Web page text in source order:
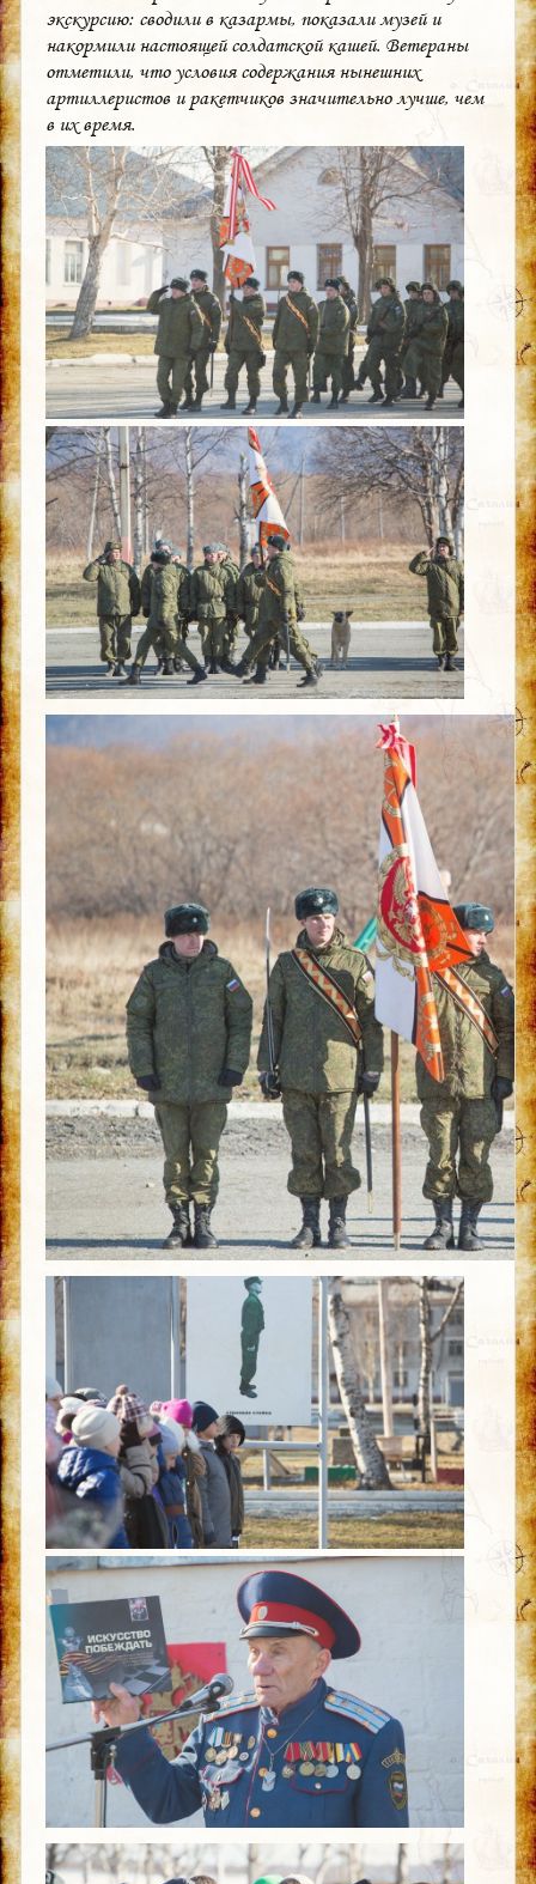
экскурсию: сводили в казармы, показали музей и
накормили настоящей солдатской кашей. Ветераны
отметили, что условия содержания нынешних
артиллеристов и ракетчиков значительно лучше, чем
в их время.